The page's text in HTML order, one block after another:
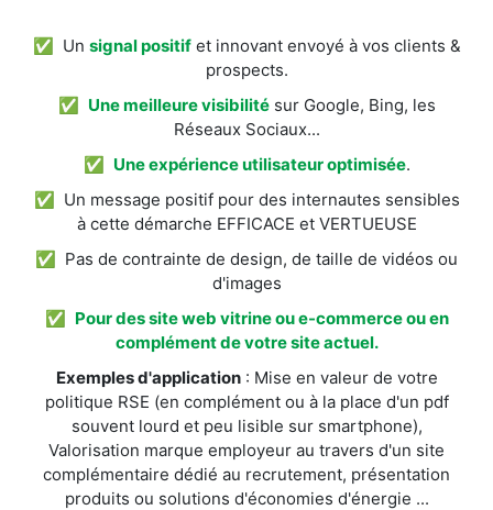
✅ Un signal positifet innovant envoyé à vos clients &
prospects.
✅ Une meilleure visibilitésur Google, Bing, les
Réseaux Sociaux...
✅ Une expérience utilisateur optimisée.
✅ Un message positif pour des internautes sensibles
à cette démarche EFFICACE et VERTUEUSE
✅ Pas de contrainte de design, de taille de vidéos ou
d'images
✅ Pour des site web vitrine ou e-commerce ou en
complément de votre site actuel.
Exemples d'application: Mise en valeur de votre
politique RSE (en complément ou à la place d'un pdf
souvent lourd et peu lisible sur smartphone),
Valorisation marque employeur au travers d'un site
complémentaire dédié au recrutement, présentation
produits ou solutions d'économies d'énergie ...